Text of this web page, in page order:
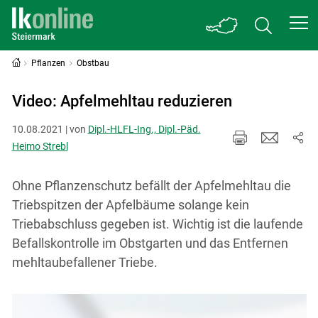
Pflanzen Obstbau
Video: Apfelmehltau reduzieren
10.08.2021 | von Dipl.-HLFL-Ing., Dipl.-Päd.
Heimo Strebl
Ohne Pflanzenschutz befällt der Apfelmehltau die
Triebspitzen der Apfelbäume solange kein
Triebabschluss gegeben ist. Wichtig ist die laufende
Befallskontrolle im Obstgarten und das Entfernen
mehltaubefallener Triebe.